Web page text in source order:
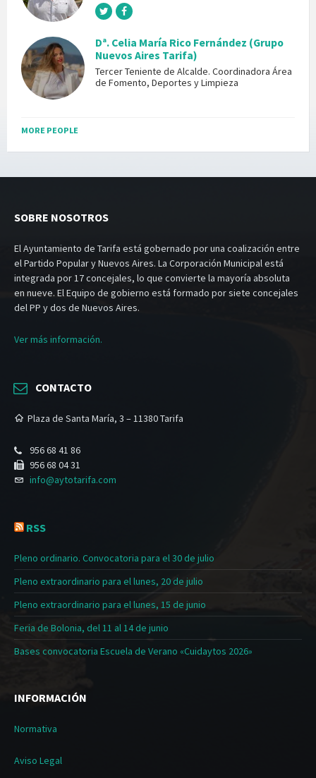
Dª. Celia María Rico Fernández (Grupo
Nuevos Aires Tarifa)
Tercer Teniente de Alcalde. Coordinadora Área
de Fomento, Deportes y Limpieza
MORE PEOPLE
SOBRE NOSOTROS
El Ayuntamiento de Tarifa está gobernado por una coalización entre
el Partido Popular y Nuevos Aires. La Corporación Municipal está
integrada por 17 concejales, lo que convierte la mayoría absoluta
en nueve. El Equipo de gobierno está formado por siete concejales
del PP y dos de Nuevos Aires.
Ver más información.
CONTACTO
Plaza de Santa María, 3 – 11380 Tarifa
956 68 41 86
956 68 04 31
info@aytotarifa.com
RSS
Pleno ordinario. Convocatoria para el 30 de julio
Pleno extraordinario para el lunes, 20 de julio
Pleno extraordinario para el lunes, 15 de junio
Feria de Bolonia, del 11 al 14 de junio
Bases convocatoria Escuela de Verano «Cuidaytos 2026»
INFORMACIÓN
Normativa
Aviso Legal